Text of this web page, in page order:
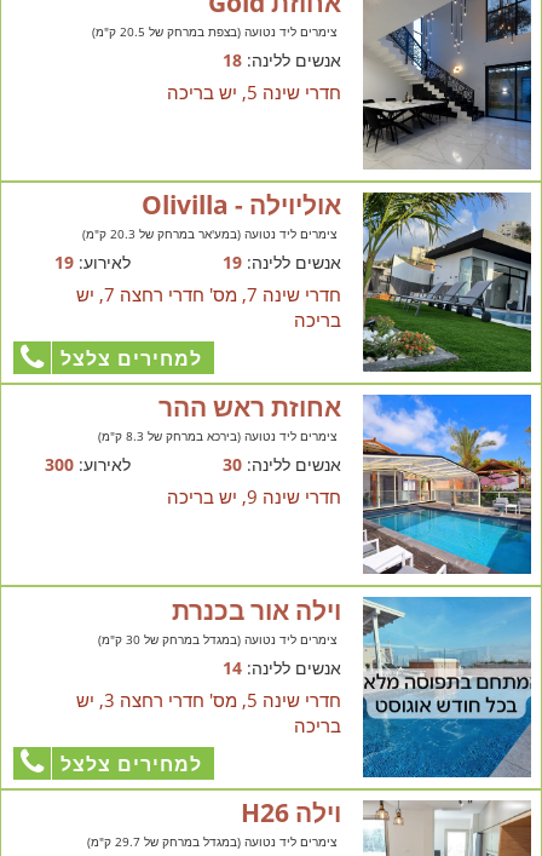
צימרים ליד נטועה (בצפת במרחק של 20.5 ק"מ)
אנשים ללינה:18
חדרי שינה 5, יש בריכה
אוליוילה - Olivilla
צימרים ליד נטועה (במע'אר במרחק של 20.3 ק"מ)
אנשים ללינה:19 לאירוע:19
חדרי שינה 7, מס' חדרי רחצה 7, יש
בריכה
למחירים צלצל
אחוזת ראש ההר
צימרים ליד נטועה (בירכא במרחק של 8.3 ק"מ)
אנשים ללינה:30 לאירוע:300
חדרי שינה 9, יש בריכה
וילה אור בכנרת
צימרים ליד נטועה (במגדל במרחק של 30 ק"מ)
אנשים ללינה:14
חדרי שינה 5, מס' חדרי רחצה 3, יש
בריכה
למחירים צלצל
וילה H26
צימרים ליד נטועה (במגדל במרחק של 29.7 ק"מ)